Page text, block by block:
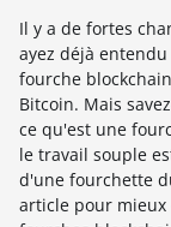
Il y a de fortes
ayez déjà
fourche
Bitcoin. Mais
ce qu'est une
le travail souple
d'une fourchette
article pour